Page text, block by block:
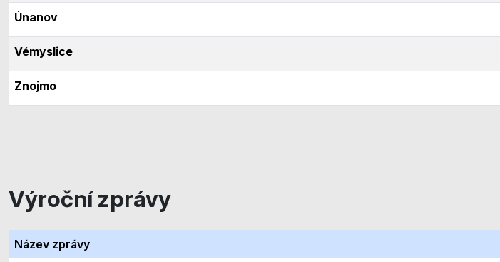
Únanov
Vémyslice
Znojmo
Výroční zprávy
Název zprávy